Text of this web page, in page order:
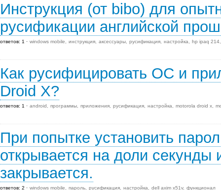
Инструкция (от bibo) для
русификации английской
ответов: 1 windows mobile инструкция аксессуары русификация настройка hp ipaq 214
Как русифицировать ОС и
Droid X?
ответов: 1 android программы приложения русификация настройка motorola droid x
При попытке установить
открывается на доли секунды
закрывается.
ответов: 2 windows mobile пароль русификация настройка dell axim x51v функционал